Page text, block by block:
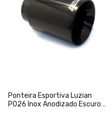
Ponteira Esportiva Luzian
P026 Inox Anodizado Escuro